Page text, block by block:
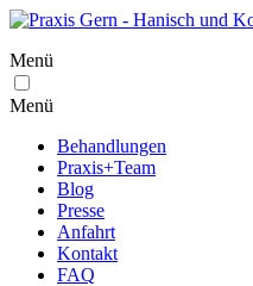
Menü
Menü
Behandlungen
Praxis+Team
Blog
Presse
Anfahrt
Kontakt
FAQ